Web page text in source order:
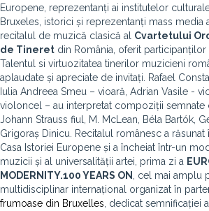
Europene, reprezentanți ai institutelor
Bruxeles, istorici și reprezentanți mass media
recitalul de muzică clasică al Cvartetului
de Tineret din România, oferit participanților
Talentul si virtuozitatea tinerilor muzicieni
aplaudate și apreciate de invitați. Rafael
Iulia Andreea Smeu – vioară, Adrian Vasile -
violoncel – au interpretat compoziții semnate
Johann Strauss fiul, M. McLean, Béla Bartók,
Grigoraș Dinicu. Recitalul românesc a răsunat
Casa Istoriei Europene și a încheiat într-un
muzicii și al universalității artei, prima zi a
MODERNITY.100 YEARS ON
cel mai amplu
multidisciplinar internațional organizat în
frumoase din Bruxelles dedicat semnificației